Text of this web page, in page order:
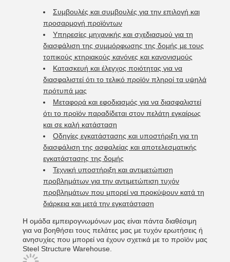
Συμβουλές και συμβουλές για την επιλογή και
προσαρμογή προϊόντων
Υπηρεσίες μηχανικής και σχεδιασμού για τη
διασφάλιση της συμμόρφωσης της δομής με τους
τοπικούς κτηριακούς κανόνες και κανονισμούς
Κατασκευή και έλεγχος ποιότητας για να
διασφαλιστεί ότι το τελικό προϊόν πληροί τα υψηλά
πρότυπά μας
Μεταφορά και εφοδιασμός για να διασφαλιστεί
ότι το προϊόν παραδίδεται στον πελάτη εγκαίρως
και σε καλή κατάσταση
Οδηγίες εγκατάστασης και υποστήριξη για τη
διασφάλιση της ασφαλείας και αποτελεσματικής
εγκατάστασης της δομής
Τεχνική υποστήριξη και αντιμετώπιση
προβλημάτων για την αντιμετώπιση τυχόν
προβλημάτων που μπορεί να προκύψουν κατά τη
διάρκεια και μετά την εγκατάσταση
Η ομάδα εμπειρογνωμόνων μας είναι πάντα διαθέσιμη
για να βοηθήσει τους πελάτες μας με τυχόν ερωτήσεις ή
ανησυχίες που μπορεί να έχουν σχετικά με το προϊόν μας
Steel Structure Warehouse.